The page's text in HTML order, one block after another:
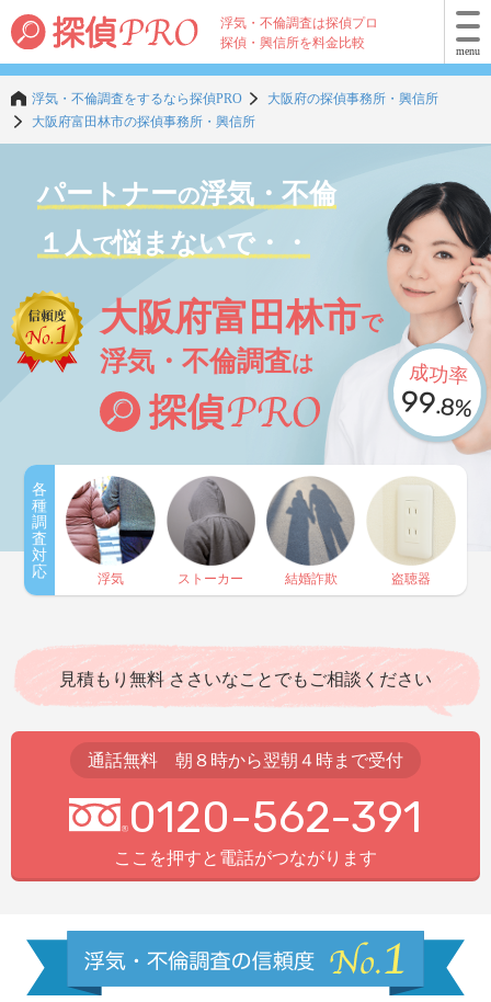
浮気・不倫調査は探偵プロ
探偵・興信所を料金比較
menu
浮気・不倫調査をするなら探偵PRO
大阪府の探偵事務所・興信所
大阪府富田林市の探偵事務所・興信所
パートナーの浮気・不倫
１人で悩まないで・・
大阪府富田林市で
浮気・不倫調査は 成功率
99.8%
各
種
調
査
対
応
浮気 ストーカー 結婚詐欺 盗聴器
見積もり無料 ささいなことでもご相談ください
通話無料 朝８時から翌朝４時まで受付
0120-562-391
ここを押すと電話がつながります